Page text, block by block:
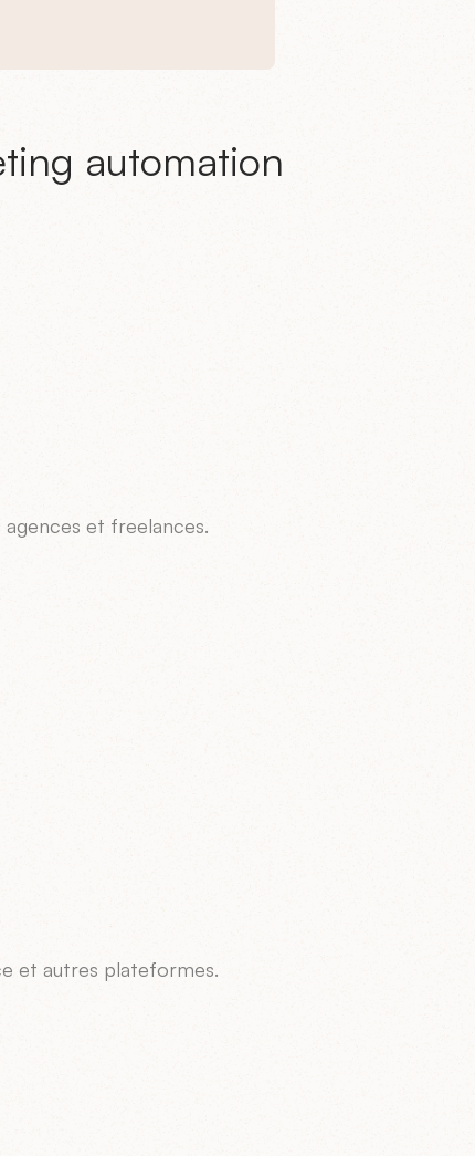
automation
et freelances.
et autres plateformes.